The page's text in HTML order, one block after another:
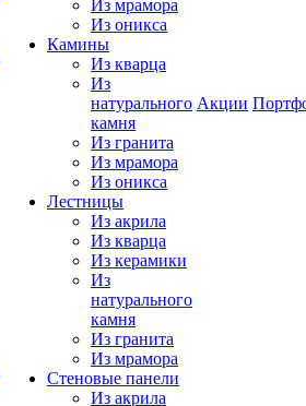
Из мрамора
Из оникса
Камины
Из кварца
Из
натурального
камня
Из гранита
Из мрамора
Из оникса
Лестницы
Из акрила
Из кварца
Из керамики
Из
натурального
камня
Из гранита
Из мрамора
Стеновые панели
Из акрила
Акции